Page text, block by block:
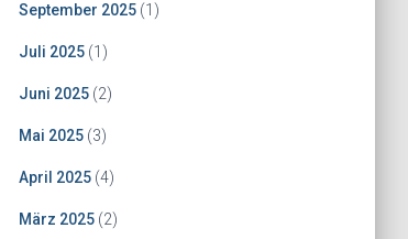
September 2025(1)
Juli 2025(1)
Juni 2025(2)
Mai 2025(3)
April 2025(4)
März 2025(2)